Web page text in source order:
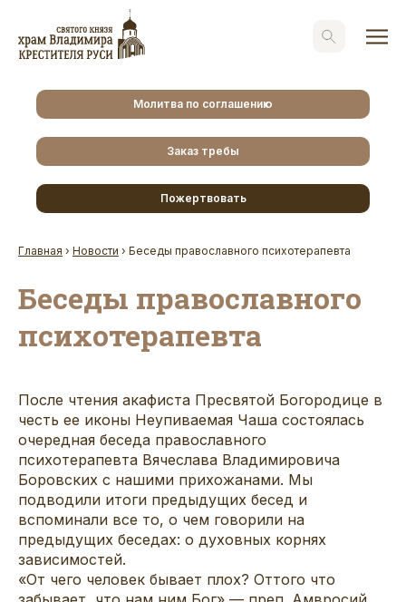
Молитва по соглашению
Заказ требы
Пожертвовать
Главная › Новости › Беседы православного психотерапевта
Беседы православного
психотерапевта
После чтения акафиста Пресвятой Богородице в
честь ее иконы Неупиваемая Чаша состоялась
очередная беседа православного
психотерапевта Вячеслава Владимировича
Боровских с нашими прихожанами. Мы
подводили итоги предыдущих бесед и
вспоминали все то, о чем говорили на
предыдущих беседах: о духовных корнях
зависимостей.
«От чего человек бывает плох? Оттого что